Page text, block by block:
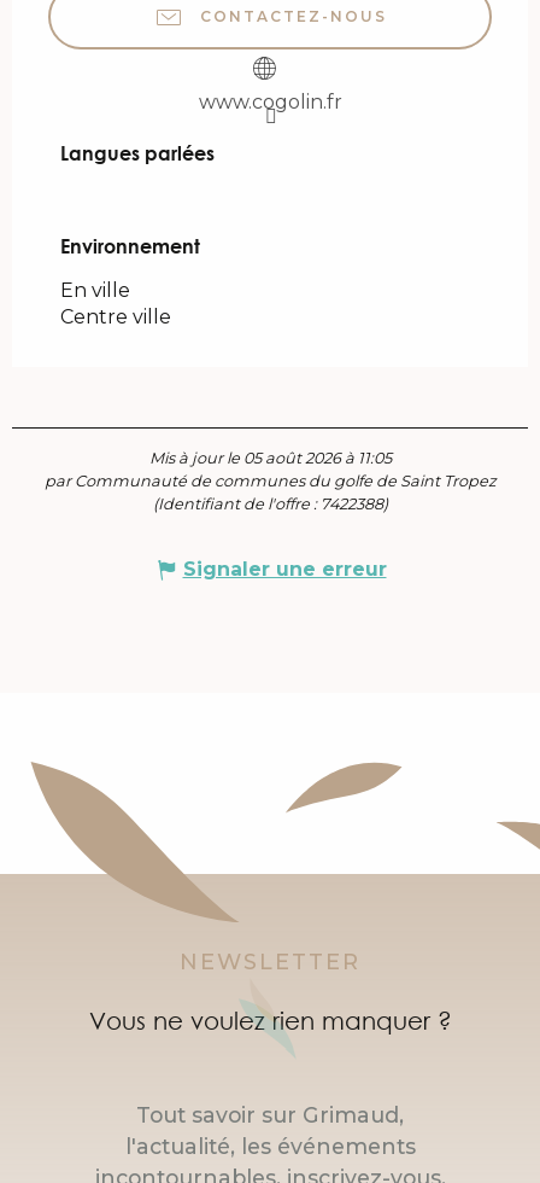
CONTACTEZ-NOUS
www.cogolin.fr
Langues parlées
Langues parlées
Environnement
Environnement
En ville
Centre ville
Mis à jour le 05 août 2026 à 11:05
par Communauté de communes du golfe de Saint Tropez
(Identifiant de l'offre : 7422388)
Signaler une erreur
NEWSLETTER
Vous ne voulez rien manquer ?
Tout savoir sur Grimaud,
l'actualité, les événements
incontournables, inscrivez-vous,